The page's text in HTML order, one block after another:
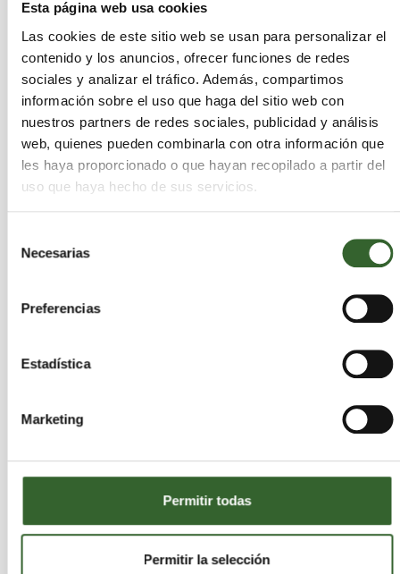
Esta página web usa cookies
Las cookies de este sitio web se usan para personalizar el
contenido y los anuncios, ofrecer funciones de redes
sociales y analizar el tráfico. Además, compartimos
información sobre el uso que haga del sitio web con
nuestros partners de redes sociales, publicidad y análisis
web, quienes pueden combinarla con otra información que
les haya proporcionado o que hayan recopilado a partir del
uso que haya hecho de sus servicios.
Necesarias
Preferencias
Estadística
Marketing
Permitir todas
Permitir la selección
Diseño de planta piloto en condiciones
operativas reales
Evaluación del balance energético del
proceso
Integración en instalaciones industriales
existentes
Análisis de viabilidad de escalado
industrial
La continuidad del proyecto dependerá de su
infraestructuras industriales ya operativas.
Economía circular aplicada a
avanzadas deeconomía circular industrial,
donde los residuos dejan de ser subproductos sin
almacenamiento de carbono.